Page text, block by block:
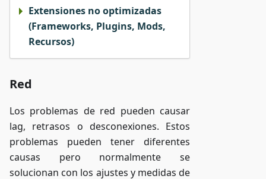
Extensiones no optimizadas
(Frameworks, Plugins, Mods,
Recursos)
Red
Los problemas de red pueden causar
lag, retrasos o desconexiones. Estos
problemas pueden tener diferentes
causas pero normalmente se
solucionan con los ajustes y medidas de